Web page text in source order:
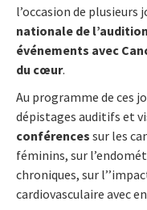
l’occasion de plusieurs
nationale de
événements avec
du cœur.
Au programme de ces
dépistages auditifs et
conférences sur les
féminins, sur
chroniques, sur
cardiovasculaire avec